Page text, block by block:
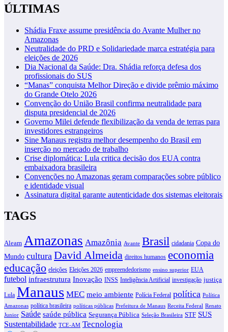
ÚLTIMAS
Shádia Fraxe assume presidência do Avante Mulher no
Amazonas
Neutralidade do PRD e Solidariedade marca estratégia para
eleições de 2026
Dia Nacional da Saúde: Dra. Shádia reforça defesa dos
profissionais do SUS
“Manas” conquista Melhor Direção e divide prêmio máximo
do Grande Otelo 2026
Convenção do União Brasil confirma neutralidade para
disputa presidencial de 2026
Governo Milei defende flexibilização da venda de terras para
investidores estrangeiros
Sine Manaus registra melhor desempenho do Brasil em
inserção no mercado de trabalho
Crise diplomática: Lula critica decisão dos EUA contra
embaixadora brasileira
Convenções no Amazonas geram comparações sobre público
e identidade visual
Assinatura digital garante autenticidade dos sistemas eleitorais
TAGS
Aleam Amazonas Amazônia Avante Brasil cidadania Copa do
Mundo cultura David Almeida direitos humanos economia
educação eleições Eleições 2026 empreendedorismo ensino superior EUA
futebol infraestrutura Inovação INSS Inteligência Artificial investigação justiça
Lula Manaus MEC meio ambiente Polícia Federal política Política
Amazonas política brasileira políticas públicas Prefeitura de Manaus Receita Federal Renato
Junior Saúde saúde pública Segurança Pública Seleção Brasileira STF SUS
Sustentabilidade TCE-AM Tecnologia